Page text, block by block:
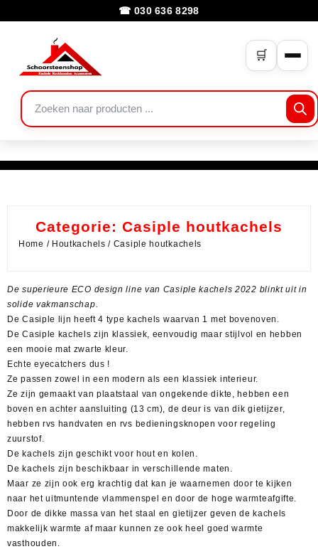
☎ 030 636 8298
🛒
Categorie: Casiple houtkachels
Home / Houtkachels / Casiple houtkachels
De superieure ECO design line van Casiple kachels 2022 blinkt uit in
solide vakmanschap.
De Casiple lijn heeft 4 type kachels waarvan 1 met bovenoven.
De Casiple kachels zijn klassiek, eenvoudig maar stijlvol en hebben
een mooie mat zwarte kleur.
Echte eyecatchers dus !
Ze passen zowel in een modern als een klassiek interieur.
Ze zijn gemaakt van plaatstaal van ongekende dikte, hebben een
boven en achter aansluiting (13 cm), de deur is van dik gietijzer,
hebben rvs handvaten en rvs bedieningsknopen voor regeling
zuurstof.
De kachels zijn geschikt voor hout en kolen.
De kachels zijn beschikbaar in verschillende maten.
Maar ze zijn ook erg krachtig dat kan je waarnemen door te kijken
naar het uitmuntende vlammenspel en door de hoge warmteafgifte.
Door de dikke massa van het staal en gietijzer geven de kachels
makkelijk warmte af maar kunnen ze ook heel goed warmte
vasthouden.